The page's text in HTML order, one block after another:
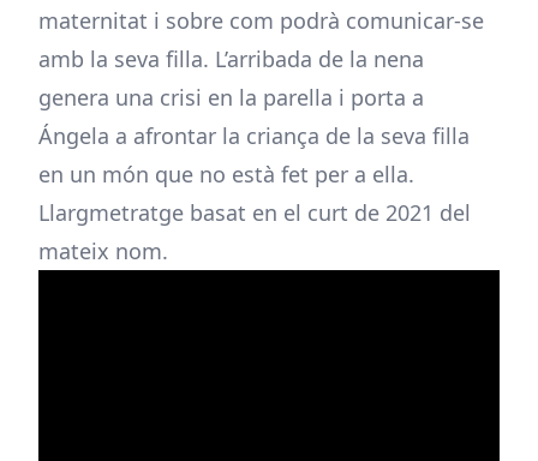
maternitat i sobre com podrà comunicar-se
amb la seva filla. L’arribada de la nena
genera una crisi en la parella i porta a
Ángela a afrontar la criança de la seva filla
en un món que no està fet per a ella.
Llargmetratge basat en el curt de 2021 del
mateix nom.